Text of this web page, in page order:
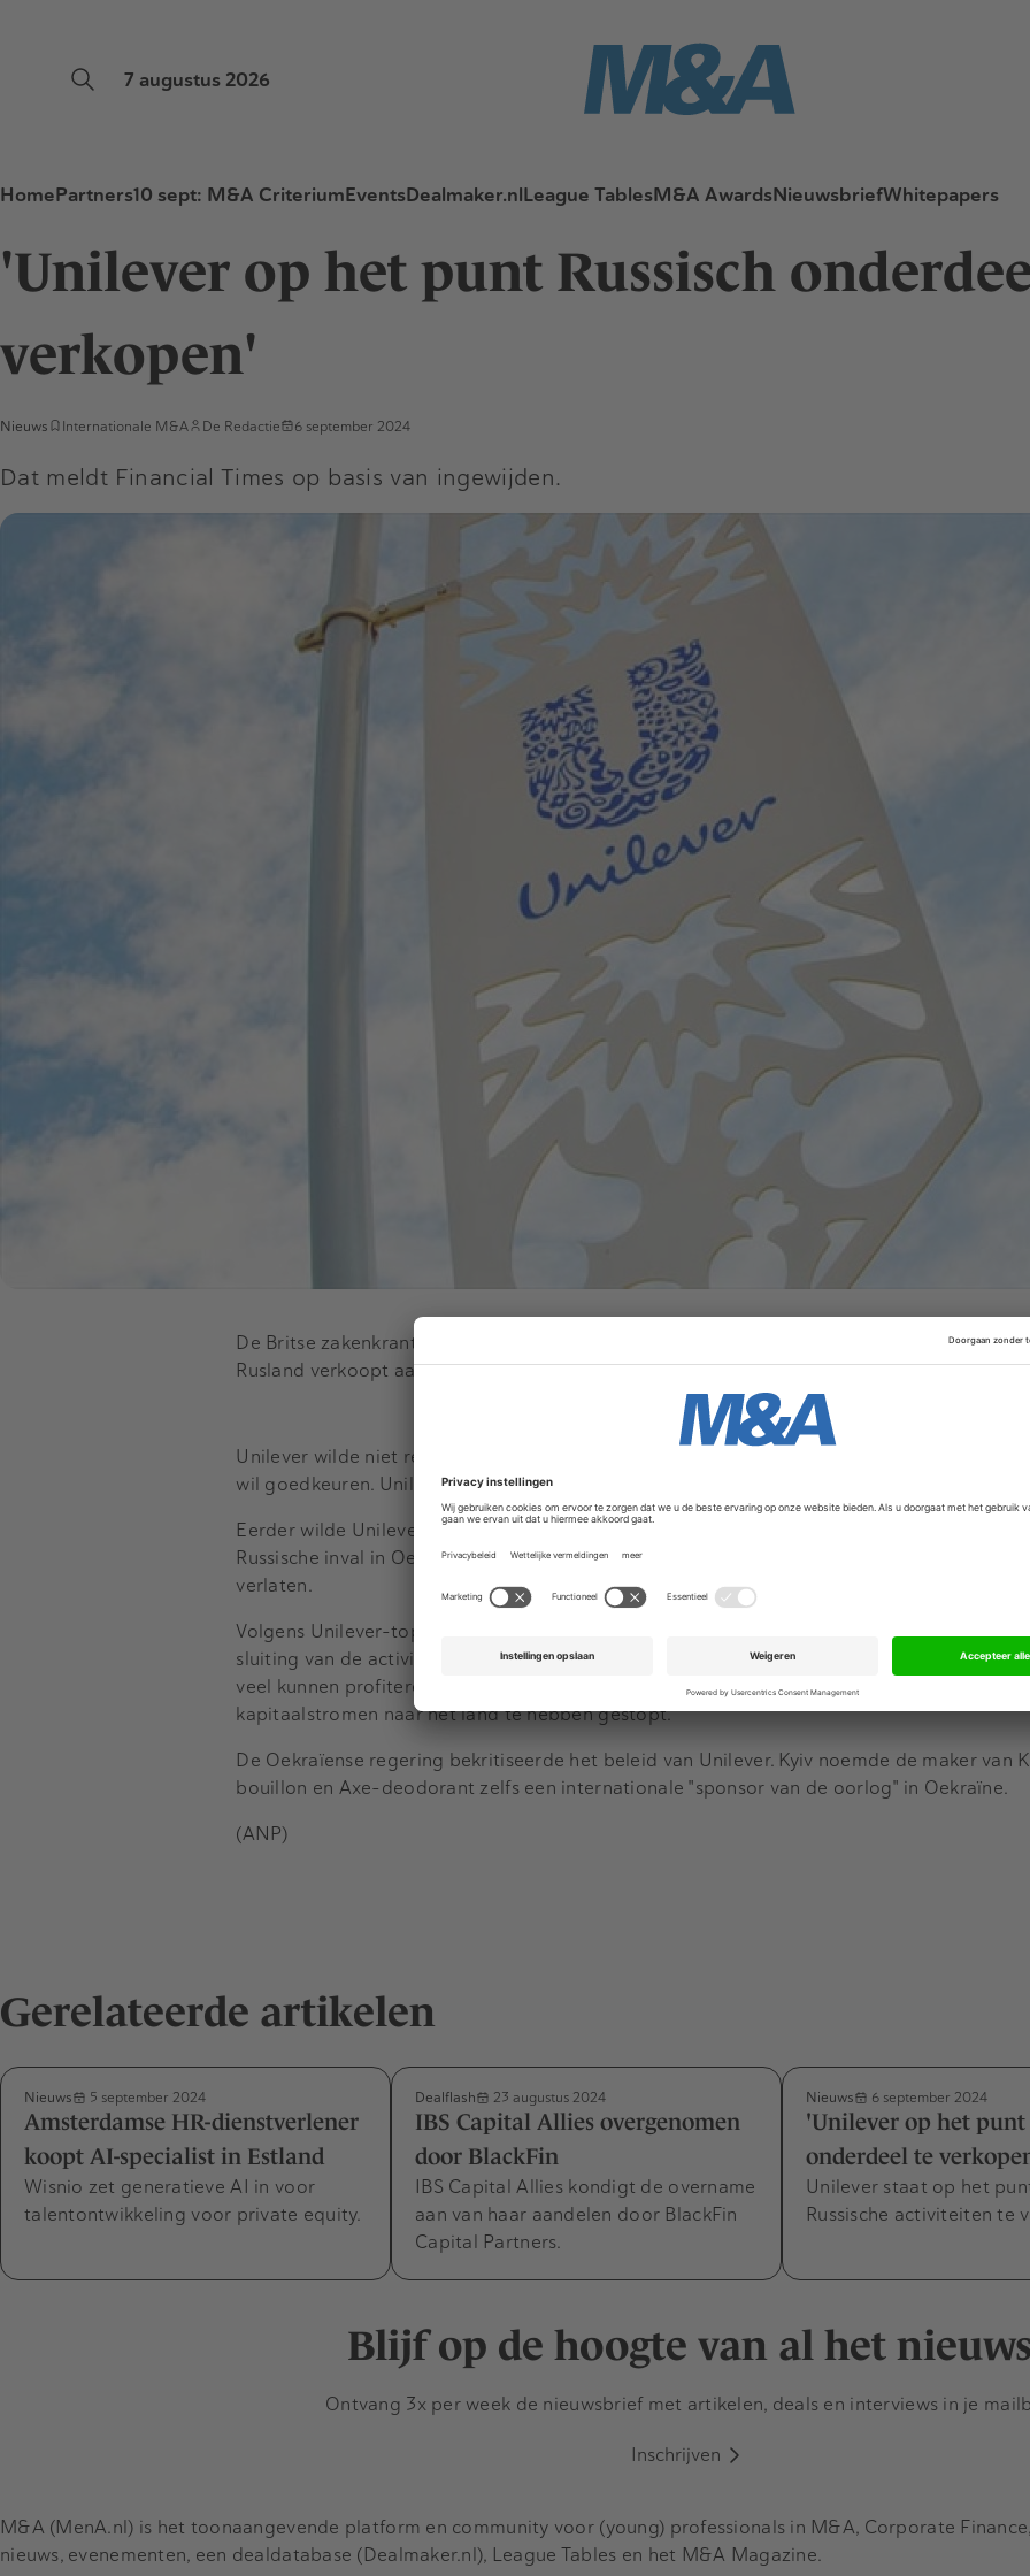
7 augustus 2026
HomePartners10 sept: M&A CriteriumEventsDealmaker.nlLeague TablesM&A AwardsNieuwsbriefWhitepapers
'Unilever op het punt Russisch
verkopen'
Nieuws Internationale M&A De Redactie 6 september 2024
Dat meldt Financial Times op basis van ingewijden.
De Britse zakenkrant schrijft dat het bedrijf achter merken als Magnum en Dove de
Rusland verkoopt aan chemiegroep Arnest, die eerder bezittingen van Heineken in het
Advertentie
Unilever wilde niet reageren. In Russische media RBS en Kommersant klonk al dat de
wil goedkeuren. Unilever zou 500 miljoen dollar kunnen krijgen voor die onderdelen.
Eerder wilde Unilever niets weten van een verkoop van zijn overgebleven activiteiten in
Russische inval in Oekraïne. Andere westerse bedrijven kozen er in 2022 wel voor om het
verlaten.
Volgens Unilever-topman Hein Schumacher was doorgaan in Rusland "de minst slechte
sluiting van de activiteiten zou nationalisatie betekenen en bij een verkoop zou de
veel kunnen profiteren, zei hij in juli 2023. Unilever zei ook alle import en export met
kapitaalstromen naar het land te hebben gestopt.
De Oekraïense regering bekritiseerde het beleid van Unilever. Kyiv noemde de maker van
bouillon en Axe-deodorant zelfs een internationale "sponsor van de oorlog" in Oekraïne.
(ANP)
Gerelateerde artikelen
Nieuws 5 september 2024
Amsterdamse HR-dienstverlener
koopt AI-specialist in Estland
Wisnio zet generatieve AI in voor
talentontwikkeling voor private equity.
Dealflash 23 augustus 2024
IBS Capital Allies overgenomen
door BlackFin
IBS Capital Allies kondigt de overname
aan van haar aandelen door BlackFin
Capital Partners.
Nieuws 6 september 2024
'Unilever op het punt
onderdeel te
Unilever staat op het
Russische activiteiten te
Blijf op de hoogte van al het nieuws
Ontvang 3x per week de nieuwsbrief met artikelen, deals en interviews in je
Inschrijven
M&A (MenA.nl) is het toonaangevende platform en community voor (young) professionals in M&A, Corporate
nieuws, evenementen, een dealdatabase (Dealmaker.nl), League Tables en het M&A Magazine.